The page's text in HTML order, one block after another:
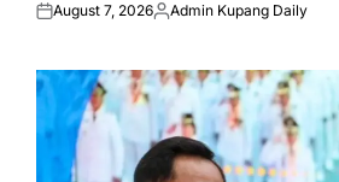
Posted
August 7, 2026Posted
Admin Kupang Daily